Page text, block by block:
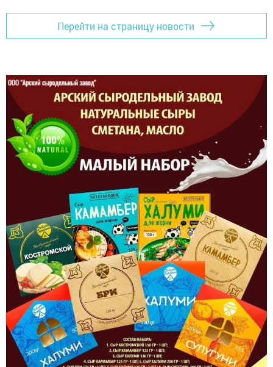
Перейти на страницу новости